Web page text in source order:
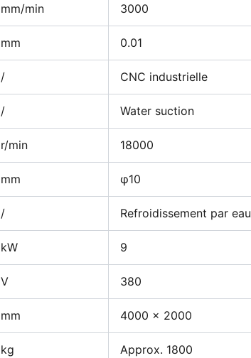
mm/min 3000
mm 0.01
/ CNC industrielle
/ Water suction
r/min 18000
mm φ10
/ Refroidissement par eau
kW 9
V 380
mm 4000 × 2000
kg Approx. 1800